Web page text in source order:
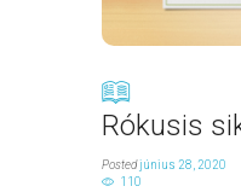
Rókusis
Postedjúnius 28, 2020
110